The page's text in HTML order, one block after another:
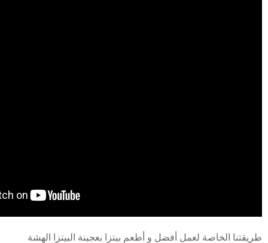
طريقتنا الخاصة لعمل أفضل و أطعم بيتزا بعجينة البيتزا الهشة